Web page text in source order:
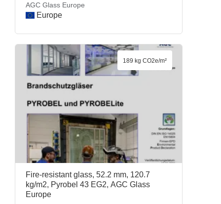
AGC Glass Europe
Europe
Fire-resistant glass, 52.2 mm, 120.7
kg/m2, Pyrobel 43 EG2, AGC Glass
Europe
189 kg CO2e/m²